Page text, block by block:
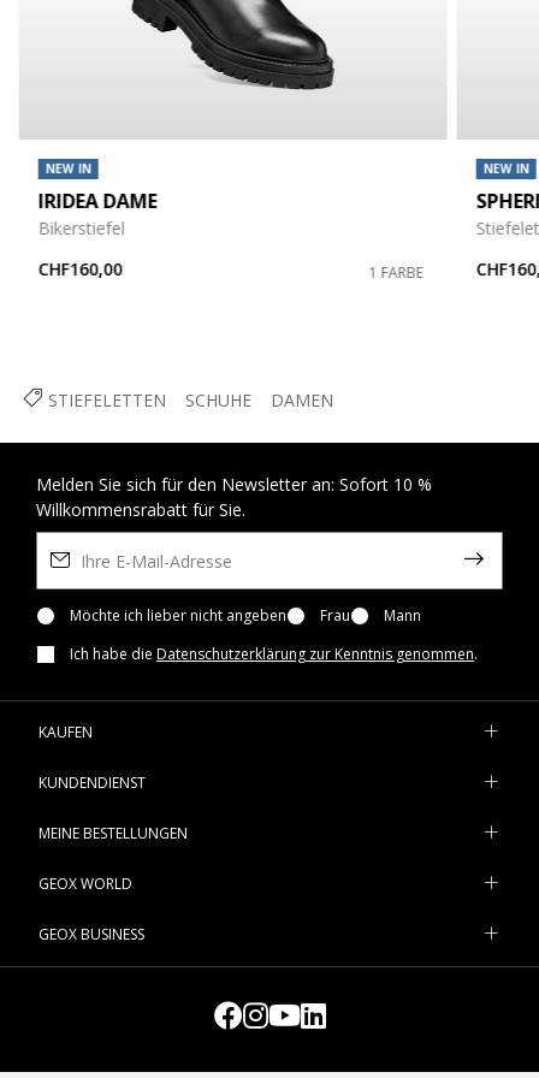
STIEFELETTEN SCHUHE DAMEN
NEW IN
IRIDEA DAME
Bikerstiefel
CHF160,00
1 FARBE
NEW IN
Melden Sie sich für den Newsletter an: Sofort 10 %
Willkommensrabatt für Sie.
Möchte ich lieber nicht angeben Frau
Mann
Ich habe die Datenschutzerklärung zur Kenntnis genommen.
KAUFEN
KUNDENDIENST
MEINE BESTELLUNGEN
GEOX WORLD
GEOX BUSINESS